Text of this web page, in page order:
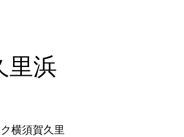
浜
横須賀久里